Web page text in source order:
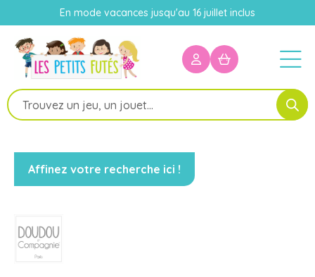
En mode vacances jusqu'au 16 juillet inclus
Recherche
de
produits
Affinez votre recherche ici !